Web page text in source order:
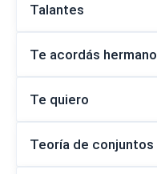
Talantes
Te acordás hermano
Te quiero
Teoría de conjuntos